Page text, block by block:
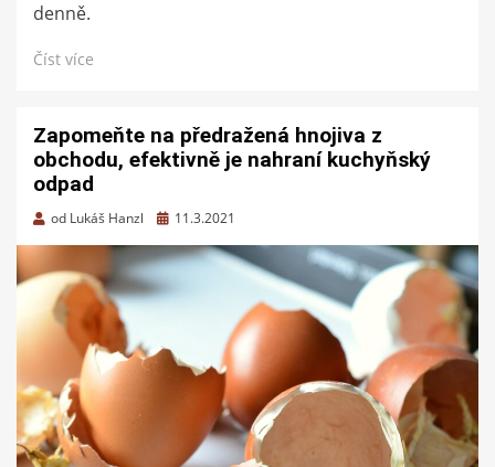
denně.
Číst více
Zapomeňte na předražená hnojiva z
obchodu, efektivně je nahraní kuchyňský
odpad
od Lukáš Hanzl
Zveřejněno
11.3.2021